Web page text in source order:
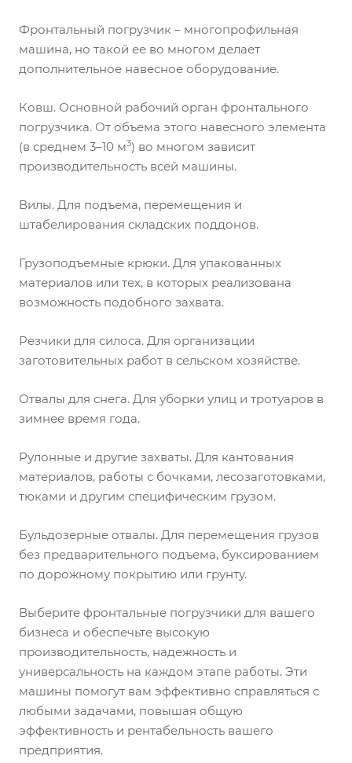
Фронтальный погрузчик – многопрофильная
машина, но такой ее во многом делает
дополнительное навесное оборудование.
Ковш. Основной рабочий орган фронтального
погрузчика. От объема этого навесного элемента
(в среднем 3–10 м3) во многом зависит
производительность всей машины.
Вилы. Для подъема, перемещения и
штабелирования складских поддонов.
Грузоподъемные крюки. Для упакованных
материалов или тех, в которых реализована
возможность подобного захвата.
Резчики для силоса. Для организации
заготовительных работ в сельском хозяйстве.
Отвалы для снега. Для уборки улиц и тротуаров в
зимнее время года.
Рулонные и другие захваты. Для кантования
материалов, работы с бочками, лесозаготовками,
тюками и другим специфическим грузом.
Бульдозерные отвалы. Для перемещения грузов
без предварительного подъема, буксированием
по дорожному покрытию или грунту.
Выберите фронтальные погрузчики для вашего
бизнеса и обеспечьте высокую
производительность, надежность и
универсальность на каждом этапе работы. Эти
машины помогут вам эффективно справляться с
любыми задачами, повышая общую
эффективность и рентабельность вашего
предприятия.